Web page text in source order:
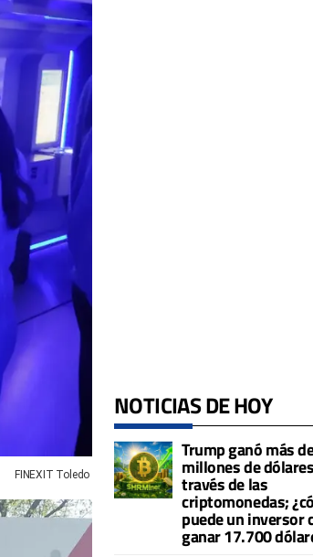
FINEXIT Toledo
NOTICIAS DE HOY
Trump ganó más
millones de
través de las
criptomonedas;
puede un inversor
ganar 17.700